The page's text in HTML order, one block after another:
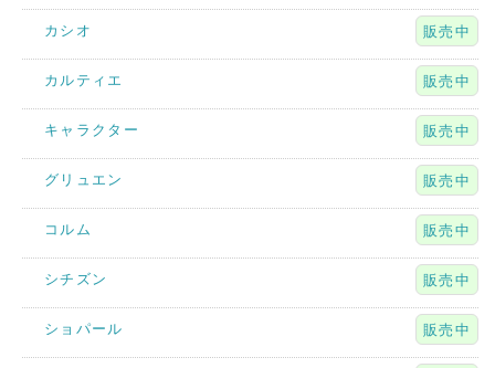
カシオ 販売中
カルティエ 販売中
キャラクター 販売中
グリュエン 販売中
コルム 販売中
シチズン 販売中
ショパール 販売中